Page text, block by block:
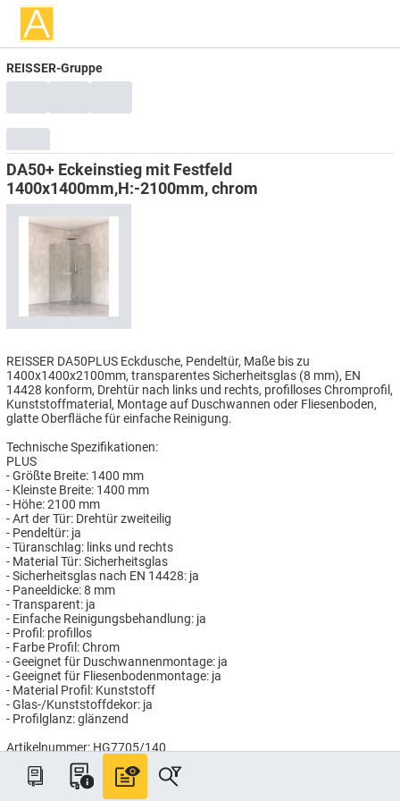
REISSER-Gruppe
DA50+ Eckeinstieg mit Festfeld
1400x1400mm,H:-2100mm, chrom
REISSER DA50PLUS Eckdusche, Pendeltür, Maße bis zu
1400x1400x2100mm, transparentes Sicherheitsglas (8 mm), EN
14428 konform, Drehtür nach links und rechts, profilloses Chromprofil,
Kunststoffmaterial, Montage auf Duschwannen oder Fliesenboden,
glatte Oberfläche für einfache Reinigung.
Technische Spezifikationen:
PLUS
- Größte Breite: 1400 mm
- Kleinste Breite: 1400 mm
- Höhe: 2100 mm
- Art der Tür: Drehtür zweiteilig
- Pendeltür: ja
- Türanschlag: links und rechts
- Material Tür: Sicherheitsglas
- Sicherheitsglas nach EN 14428: ja
- Paneeldicke: 8 mm
- Transparent: ja
- Einfache Reinigungsbehandlung: ja
- Profil: profillos
- Farbe Profil: Chrom
- Geeignet für Duschwannenmontage: ja
- Geeignet für Fliesenbodenmontage: ja
- Material Profil: Kunststoff
- Glas-/Kunststoffdekor: ja
- Profilglanz: glänzend
Artikelnummer: HG7705/140